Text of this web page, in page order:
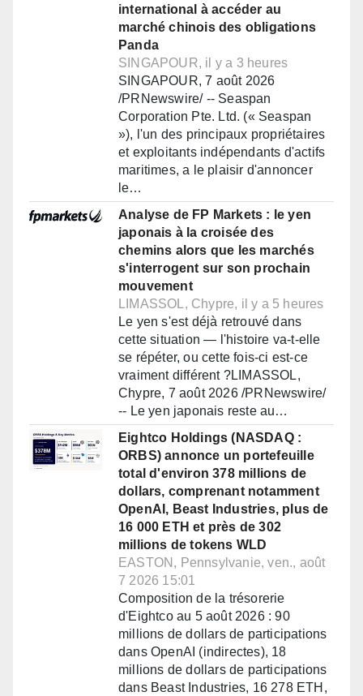
international à accéder au
marché chinois des obligations
Panda
SINGAPOUR, il y a 3 heures
SINGAPOUR, 7 août 2026
/PRNewswire/ -- Seaspan
Corporation Pte. Ltd. (« Seaspan
»), l'un des principaux propriétaires
et exploitants indépendants d'actifs
maritimes, a le plaisir d'annoncer
le…
Analyse de FP Markets : le yen
japonais à la croisée des
chemins alors que les marchés
s'interrogent sur son prochain
mouvement
LIMASSOL, Chypre, il y a 5 heures
Le yen s'est déjà retrouvé dans
cette situation — l'histoire va-t-elle
se répéter, ou cette fois-ci est-ce
vraiment différent ?LIMASSOL,
Chypre, 7 août 2026 /PRNewswire/
-- Le yen japonais reste au…
Eightco Holdings (NASDAQ :
ORBS) annonce un portefeuille
total d'environ 378 millions de
dollars, comprenant notamment
OpenAI, Beast Industries, plus de
16 000 ETH et près de 302
millions de tokens WLD
EASTON, Pennsylvanie, ven., août
7 2026 15:01
Composition de la trésorerie
d'Eightco au 5 août 2026 : 90
millions de dollars de participations
dans OpenAI (indirectes), 18
millions de dollars de participations
dans Beast Industries, 16 278 ETH,